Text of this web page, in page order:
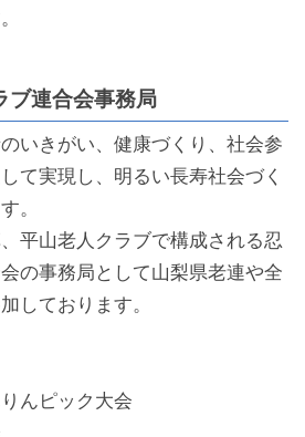
ブ連合会事務局
いきがい、健康づくり、社会参
て実現し、明るい長寿社会づく
。
平山老人クラブで構成される忍
の事務局として山梨県老連や全
しております。
んピック大会